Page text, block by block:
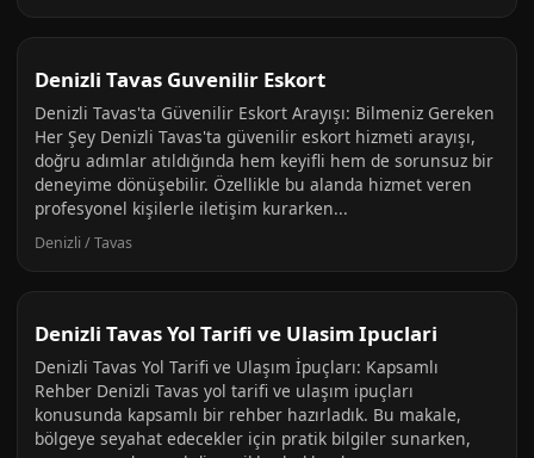
Denizli Tavas Guvenilir Eskort
Denizli Tavas'ta Güvenilir Eskort Arayışı: Bilmeniz Gereken
Her Şey Denizli Tavas'ta güvenilir eskort hizmeti arayışı,
doğru adımlar atıldığında hem keyifli hem de sorunsuz bir
deneyime dönüşebilir. Özellikle bu alanda hizmet veren
profesyonel kişilerle iletişim kurarken...
Denizli / Tavas
Denizli Tavas Yol Tarifi ve Ulasim Ipuclari
Denizli Tavas Yol Tarifi ve Ulaşım İpuçları: Kapsamlı
Rehber Denizli Tavas yol tarifi ve ulaşım ipuçları
konusunda kapsamlı bir rehber hazırladık. Bu makale,
bölgeye seyahat edecekler için pratik bilgiler sunarken,